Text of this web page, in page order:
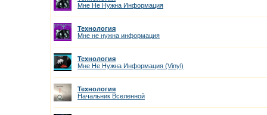
Мне Не Нужна Информация
Технология
Мне не нужна информация
Технология
Мне Не Нужна Информация (Vinyl)
Технология
Начальник Вселенной